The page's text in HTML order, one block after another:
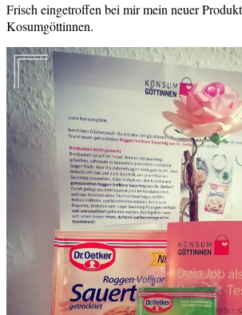
Frisch eingetroffen bei mir mein neuer
Kosumgöttinnen.